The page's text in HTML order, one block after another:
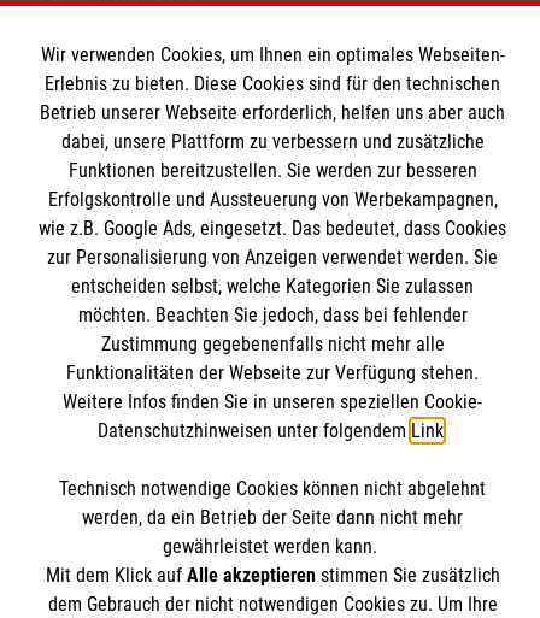
Angebote & Leistungen
Kursangebote
Mitarbeiten
Stellenangebote
Wir Malteser
Informationen
Kontakt
Presse und Medien
Transparenz
Impressum
Datenschutz
Barrierefreiheit
Malteser online
Malteserorden
Malteser Jugend
Malteser International
Sharepoint
Spendenkonto
Bank: Pax-Bank für Kirche und Caritas eG
IBAN: DE90 3706 0120 1201 2100 18
BIC: GENODED1PA7
Soziale Netzwerke
Der Malteser Hilfsdienst e.V. ist als eingetragene
Wir verwenden Cookies, um Ihnen ein optimales Webseiten-
Erlebnis zu bieten. Diese Cookies sind für den technischen
Betrieb unserer Webseite erforderlich, helfen uns aber auch
dabei, unsere Plattform zu verbessern und zusätzliche
Funktionen bereitzustellen. Sie werden zur besseren
Erfolgskontrolle und Aussteuerung von Werbekampagnen,
wie z.B. Google Ads, eingesetzt. Das bedeutet, dass Cookies
zur Personalisierung von Anzeigen verwendet werden. Sie
entscheiden selbst, welche Kategorien Sie zulassen
möchten. Beachten Sie jedoch, dass bei fehlender
Zustimmung gegebenenfalls nicht mehr alle
Funktionalitäten der Webseite zur Verfügung stehen.
Weitere Infos finden Sie in unseren speziellen Cookie-
Datenschutzhinweisen unter folgendem Link.
Technisch notwendige Cookies können nicht abgelehnt
werden, da ein Betrieb der Seite dann nicht mehr
gewährleistet werden kann.
Mit dem Klick auf Alle akzeptierenstimmen Sie zusätzlich
dem Gebrauch der nicht notwendigen Cookies zu. Um Ihre